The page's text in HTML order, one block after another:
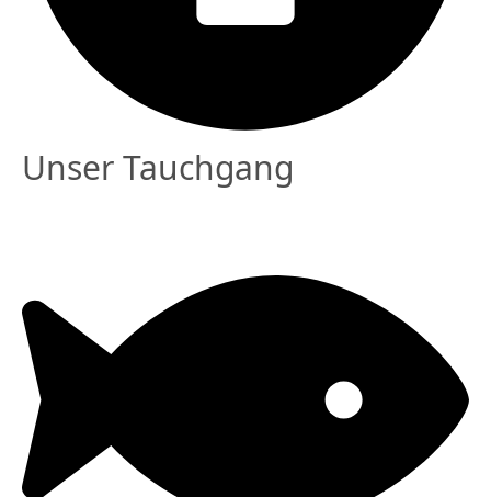
Unser Tauchgang